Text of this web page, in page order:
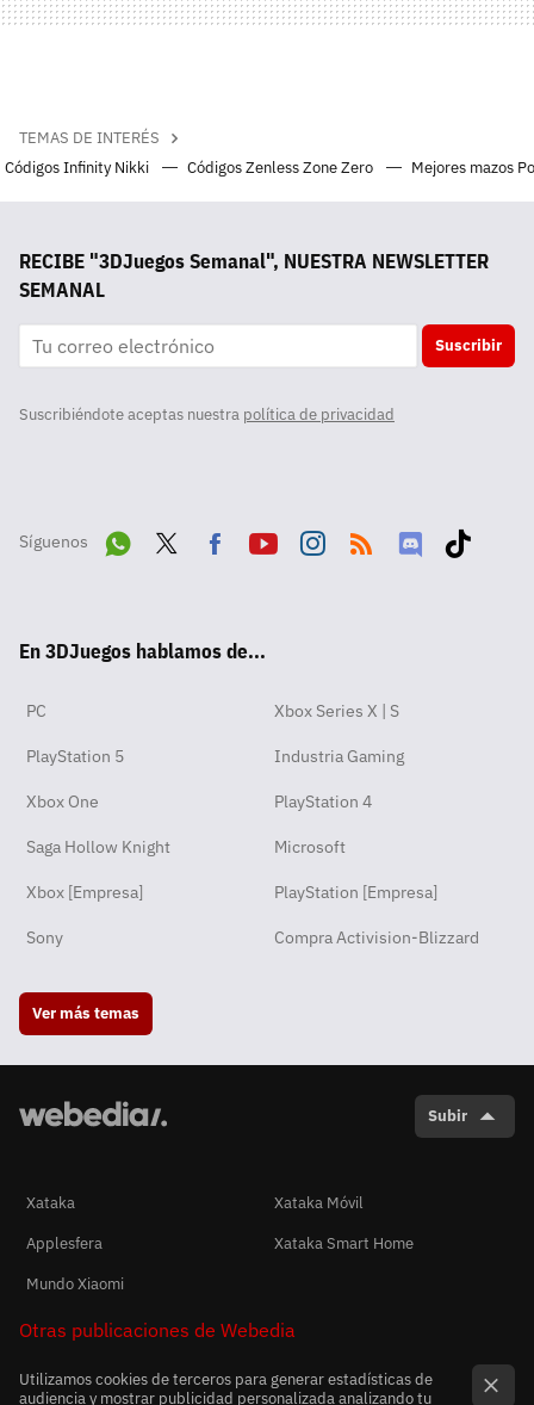
TEMAS DE INTERÉS
Códigos Infinity Nikki
Códigos Zenless Zone Zero Mejores mazos
RECIBE "3DJuegos Semanal", NUESTRA NEWSLETTER
SEMANAL
Suscribir
Suscribiéndote aceptas nuestra política de privacidad
Síguenos
pp
ok
En 3DJuegos hablamos de...
PC Xbox Series X | S
PlayStation 5 Industria Gaming
Xbox One PlayStation 4
Saga Hollow Knight Microsoft
Xbox [Empresa] PlayStation [Empresa]
Sony Compra Activision-Blizzard
Ver más temas
Subir
Xataka
Xataka Móvil
Applesfera
Xataka Smart Home
Mundo Xiaomi
Otras publicaciones de Webedia
Utilizamos cookies de terceros para generar estadísticas de
audiencia y mostrar publicidad personalizada analizando tu